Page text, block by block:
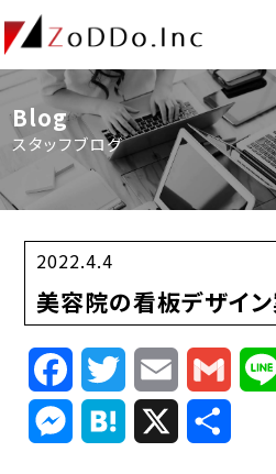
Blog
スタッフブログ
2022.4.4
美容院の看板デザイ
FacebookTwitterEmail
Messenger
Hatena